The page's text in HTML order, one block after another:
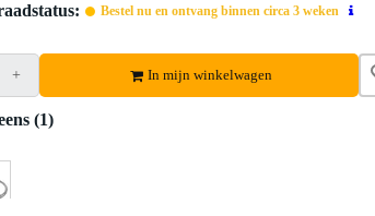
Bestel nu en ontvang binnen circa 3 weken
+ In mijn winkelwagen
(1)